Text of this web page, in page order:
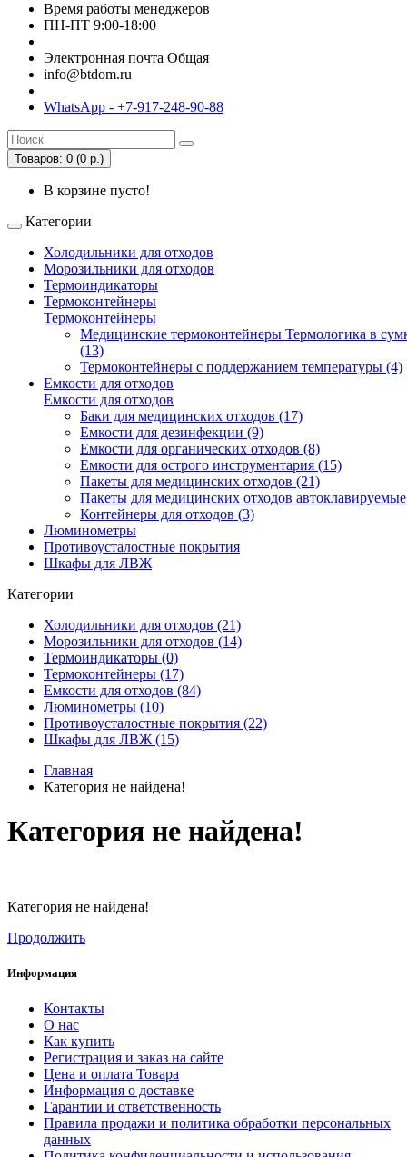
Время работы менеджеров
ПН-ПТ 9:00-18:00
Электронная почта Общая
info@btdom.ru
WhatsApp - +7-917-248-90-88
Товаров: 0 (0 р.)
В корзине пусто!
Категории
Холодильники для отходов
Морозильники для отходов
Термоиндикаторы
Термоконтейнеры
Термоконтейнеры
Медицинские термоконтейнеры Термологика в
(13)
Термоконтейнеры с поддержанием температуры (4)
Емкости для отходов
Емкости для отходов
Баки для медицинских отходов (17)
Емкости для дезинфекции (9)
Емкости для органических отходов (8)
Емкости для острого инструментария (15)
Пакеты для медицинских отходов (21)
Пакеты для медицинских отходов
Контейнеры для отходов (3)
Люминометры
Противоусталостные покрытия
Шкафы для ЛВЖ
Категории
Холодильники для отходов (21)
Морозильники для отходов (14)
Термоиндикаторы (0)
Термоконтейнеры (17)
Емкости для отходов (84)
Люминометры (10)
Противоусталостные покрытия (22)
Шкафы для ЛВЖ (15)
Главная
Категория не найдена!
Категория не найдена!
Категория не найдена!
Продолжить
Информация
Контакты
О нас
Как купить
Регистрация и заказ на сайте
Цена и оплата Товара
Информация о доставке
Гарантии и ответственность
Правила продажи и политика обработки персональных
данных